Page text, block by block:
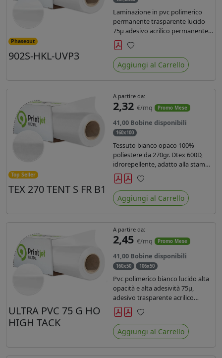
Phaseout
902S-HKL-UVP3
Laminazione in pvc polimerico
permanente trasparente lucido
75µ adesivo acrilico permanente
durata 5 anni con filtro uv, carta
kraft. Ideale per stampe con
inchiostro ecosolvente, UV e latex.
Preferiti
Aggiungi al Carrello
Top Seller
TEX 270 TENT S FR B1
A partire da:
2,32 €/mq Promo Mese
41,00 Bobine disponibili
160x100
Tessuto bianco opaco 100%
poliestere da 270gr. Dtex 600D,
idrorepellente, adatto alla stampa
solvente, ecosolvente, uv, latex (di
terza generazione). Ideale per
tende ,coperture gazebo, prodotti
gonfiabili o cuscini di
Preferiti
Aggiungi al Carrello
ULTRA PVC 75 G HO
HIGH TACK
A partire da:
2,45 €/mq Promo Mese
41,00 Bobine disponibili
160x50 106x50
Pvc polimerico bianco lucido alta
opacità e alta adesività 75µ,
adesivo trasparente acrilico
hotmelt permanente, durata 5-7
anni, liner 140gr PE su entrambi
lati. Prestazioni di alto livello.
Dotato di certificato ignifugo
Preferiti
Aggiungi al Carrello